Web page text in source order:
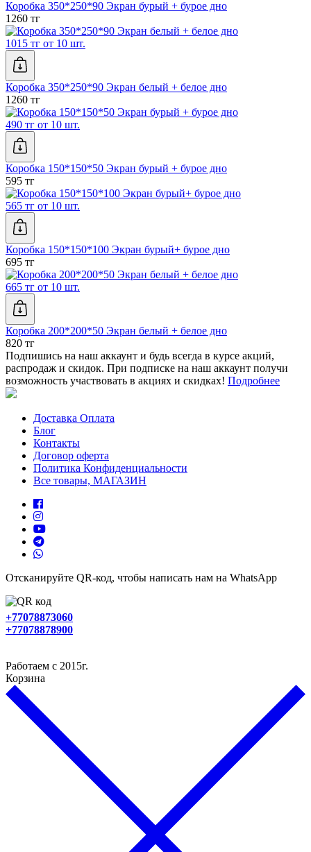
Коробка 350*250*90 Экран бурый + бурое дно
1260 тг
1015 тг от 10 шт.
Коробка 350*250*90 Экран белый + белое дно
1260 тг
490 тг от 10 шт.
Коробка 150*150*50 Экран бурый + бурое дно
595 тг
565 тг от 10 шт.
Коробка 150*150*100 Экран бурый+ бурое дно
695 тг
665 тг от 10 шт.
Коробка 200*200*50 Экран белый + белое дно
820 тг
Подпишись на наш аккаунт и будь всегда в курсе акций,
распродаж и скидок. При подписке на наш аккаунт получи
возможность участвовать в акциях и скидках! Подробнее
Доставка Оплата
Блог
Контакты
Договор оферта
Политика Конфиденциальности
Все товары, МАГАЗИН
Отсканируйте QR-код, чтобы написать нам на WhatsApp
+77078873060
+77078878900
Работаем с 2015г.
Корзина